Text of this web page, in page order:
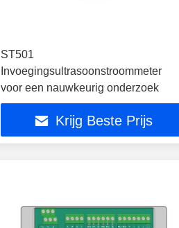
ST501
Invoegingsultrasoonstroommeter
voor een nauwkeurig onderzoek
Krijg Beste Prijs